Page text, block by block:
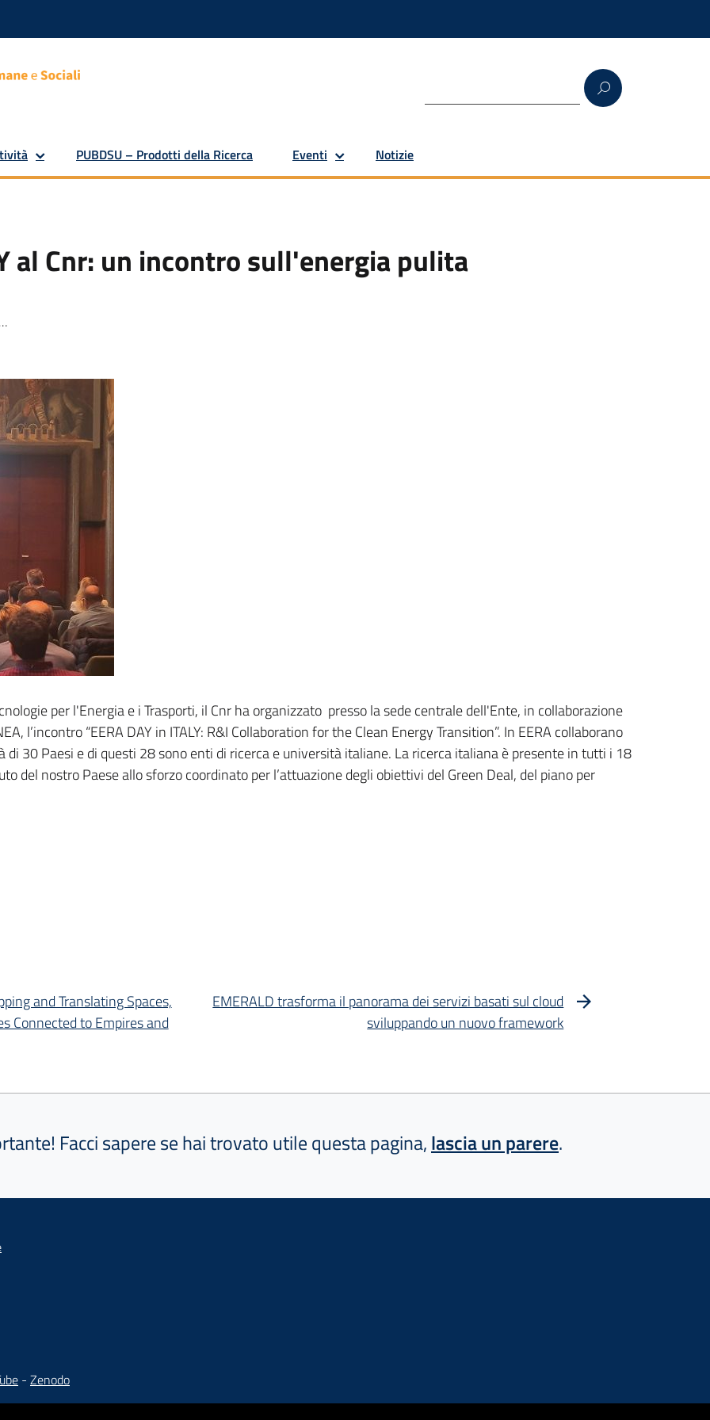
PUBDSU – Prodotti della Ricerca Eventi Notizie
al Cnr: un incontro sull'energia pulita
per l'Energia e i Trasporti, il Cnr ha organizzato presso la sede centrale dell'Ente, in collaborazione
l’incontro “EERA DAY in ITALY: R&I Collaboration for the Clean Energy Transition”. In EERA collaborano
30 Paesi e di questi 28 sono enti di ricerca e università italiane. La ricerca italiana è presente in tutti i 18
del nostro Paese allo sforzo coordinato per l’attuazione degli obiettivi del Green Deal, del piano per
and Translating Spaces,
Connected to Empires and
EMERALD trasforma il panorama dei servizi basati sul cloud
sviluppando un nuovo framework
Facci sapere se hai trovato utile questa pagina,lascia un parere.
- Zenodo